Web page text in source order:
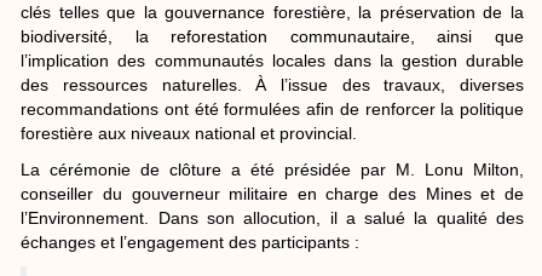
clés telles que la gouvernance forestière, la préservation de la
biodiversité, la reforestation communautaire, ainsi que
l’implication des communautés locales dans la gestion durable
des ressources naturelles. À l’issue des travaux, diverses
recommandations ont été formulées afin de renforcer la politique
forestière aux niveaux national et provincial.
La cérémonie de clôture a été présidée par M. Lonu Milton,
conseiller du gouverneur militaire en charge des Mines et de
l’Environnement. Dans son allocution, il a salué la qualité des
échanges et l’engagement des participants :